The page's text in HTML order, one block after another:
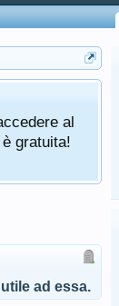
al
gratuita!
ad essa.